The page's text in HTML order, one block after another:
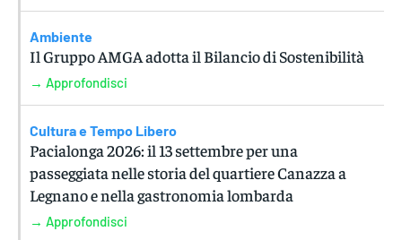
Ambiente
Il Gruppo AMGA adotta il Bilancio di Sostenibilità
→ Approfondisci
Cultura e Tempo Libero
Pacialonga 2026: il 13 settembre per una
passeggiata nelle storia del quartiere Canazza a
Legnano e nella gastronomia lombarda
→ Approfondisci